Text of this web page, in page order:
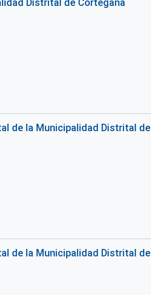
Distrital de Cortegana
de la Municipalidad Distrital de
de la Municipalidad Distrital de